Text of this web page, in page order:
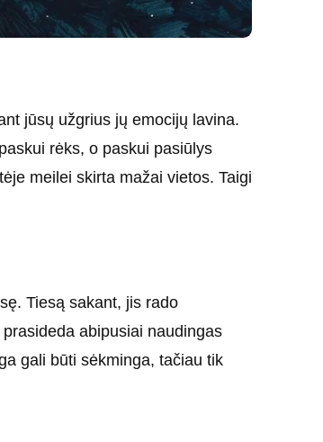
jūsų užgrius jų emocijų lavina.
rėks, o paskui pasiūlys
meilei skirta mažai vietos. Taigi
Tiesą sakant, jis rado
abipusiai naudingas
gali būti sėkminga, tačiau tik